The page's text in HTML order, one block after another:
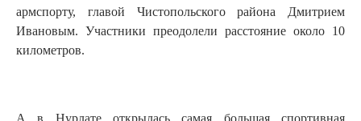
армспорту, главой Чистопольского района Дмитрием
Ивановым. Участники преодолели расстояние около 10
километров.
А в Нурлате открылась самая большая спортивная